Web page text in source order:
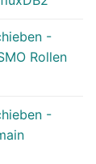
-
Rollen
-